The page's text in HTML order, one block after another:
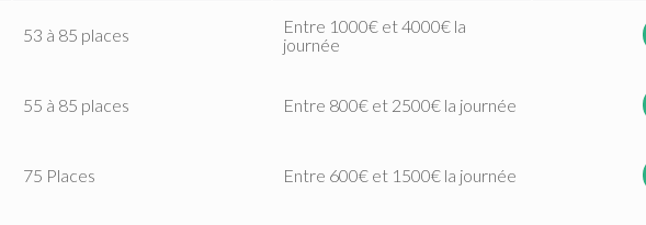
53 à 85 places
Entre 1000€ et 4000€ la
journée
55 à 85 places Entre 800€ et 2500€ la journée
75 Places Entre 600€ et 1500€ la journée